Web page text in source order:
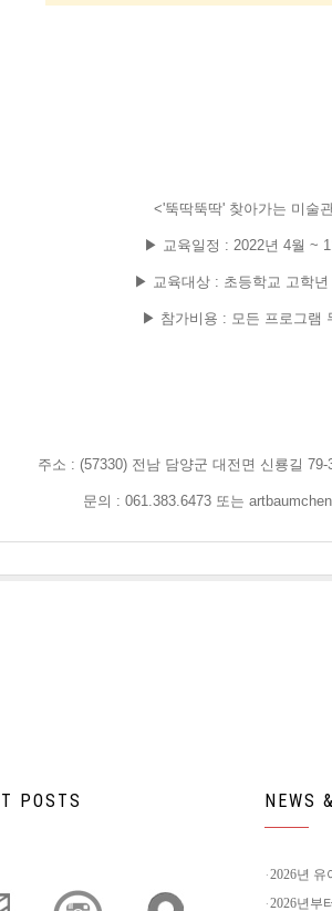
<'뚝딱뚝딱' 찾아가는 미술
▶ 교육일정 : 2022년 4월 ~
▶ 교육대상 : 초등학교 고학년
▶ 참가비용 : 모든 프로그램
주소 : (57330) 전남 담양군 대전면 신룡길
문의 : 061.383.6473 또는
POSTS NEWS
2026년
2026년부